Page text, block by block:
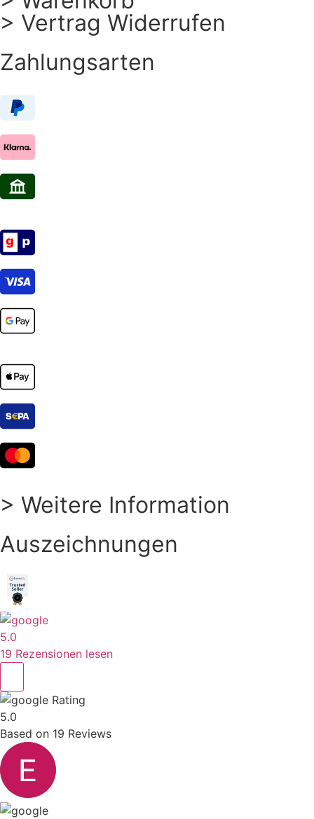
> Vertrag Widerrufen
Zahlungsarten
> Weitere Information
Auszeichnungen
5.0
19 Rezensionen lesen
Rating
5.0
Based on 19 Reviews